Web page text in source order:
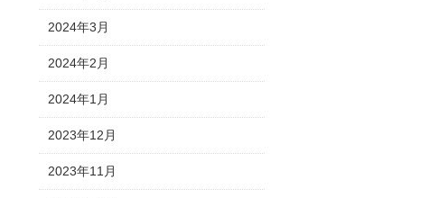
2024年3月
2024年2月
2024年1月
2023年12月
2023年11月